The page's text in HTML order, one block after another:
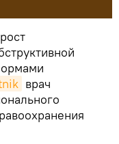
врач